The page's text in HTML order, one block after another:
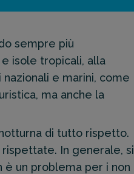
sempre più
isole tropicali, alla
e marini, come
ma anche la
di tutto rispetto.
In generale, si
è un problema per i non